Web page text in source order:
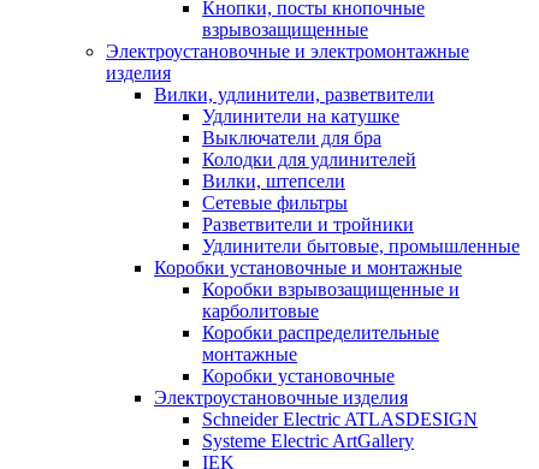
Кнопки, посты кнопочные
взрывозащищенные
Электроустановочные и электромонтажные
изделия
Вилки, удлинители, разветвители
Удлинители на катушке
Выключатели для бра
Колодки для удлинителей
Вилки, штепсели
Сетевые фильтры
Разветвители и тройники
Удлинители бытовые, промышленные
Коробки установочные и монтажные
Коробки взрывозащищенные и
карболитовые
Коробки распределительные
монтажные
Коробки установочные
Электроустановочные изделия
Schneider Electric ATLASDESIGN
Systeme Electric ArtGallery
IEK